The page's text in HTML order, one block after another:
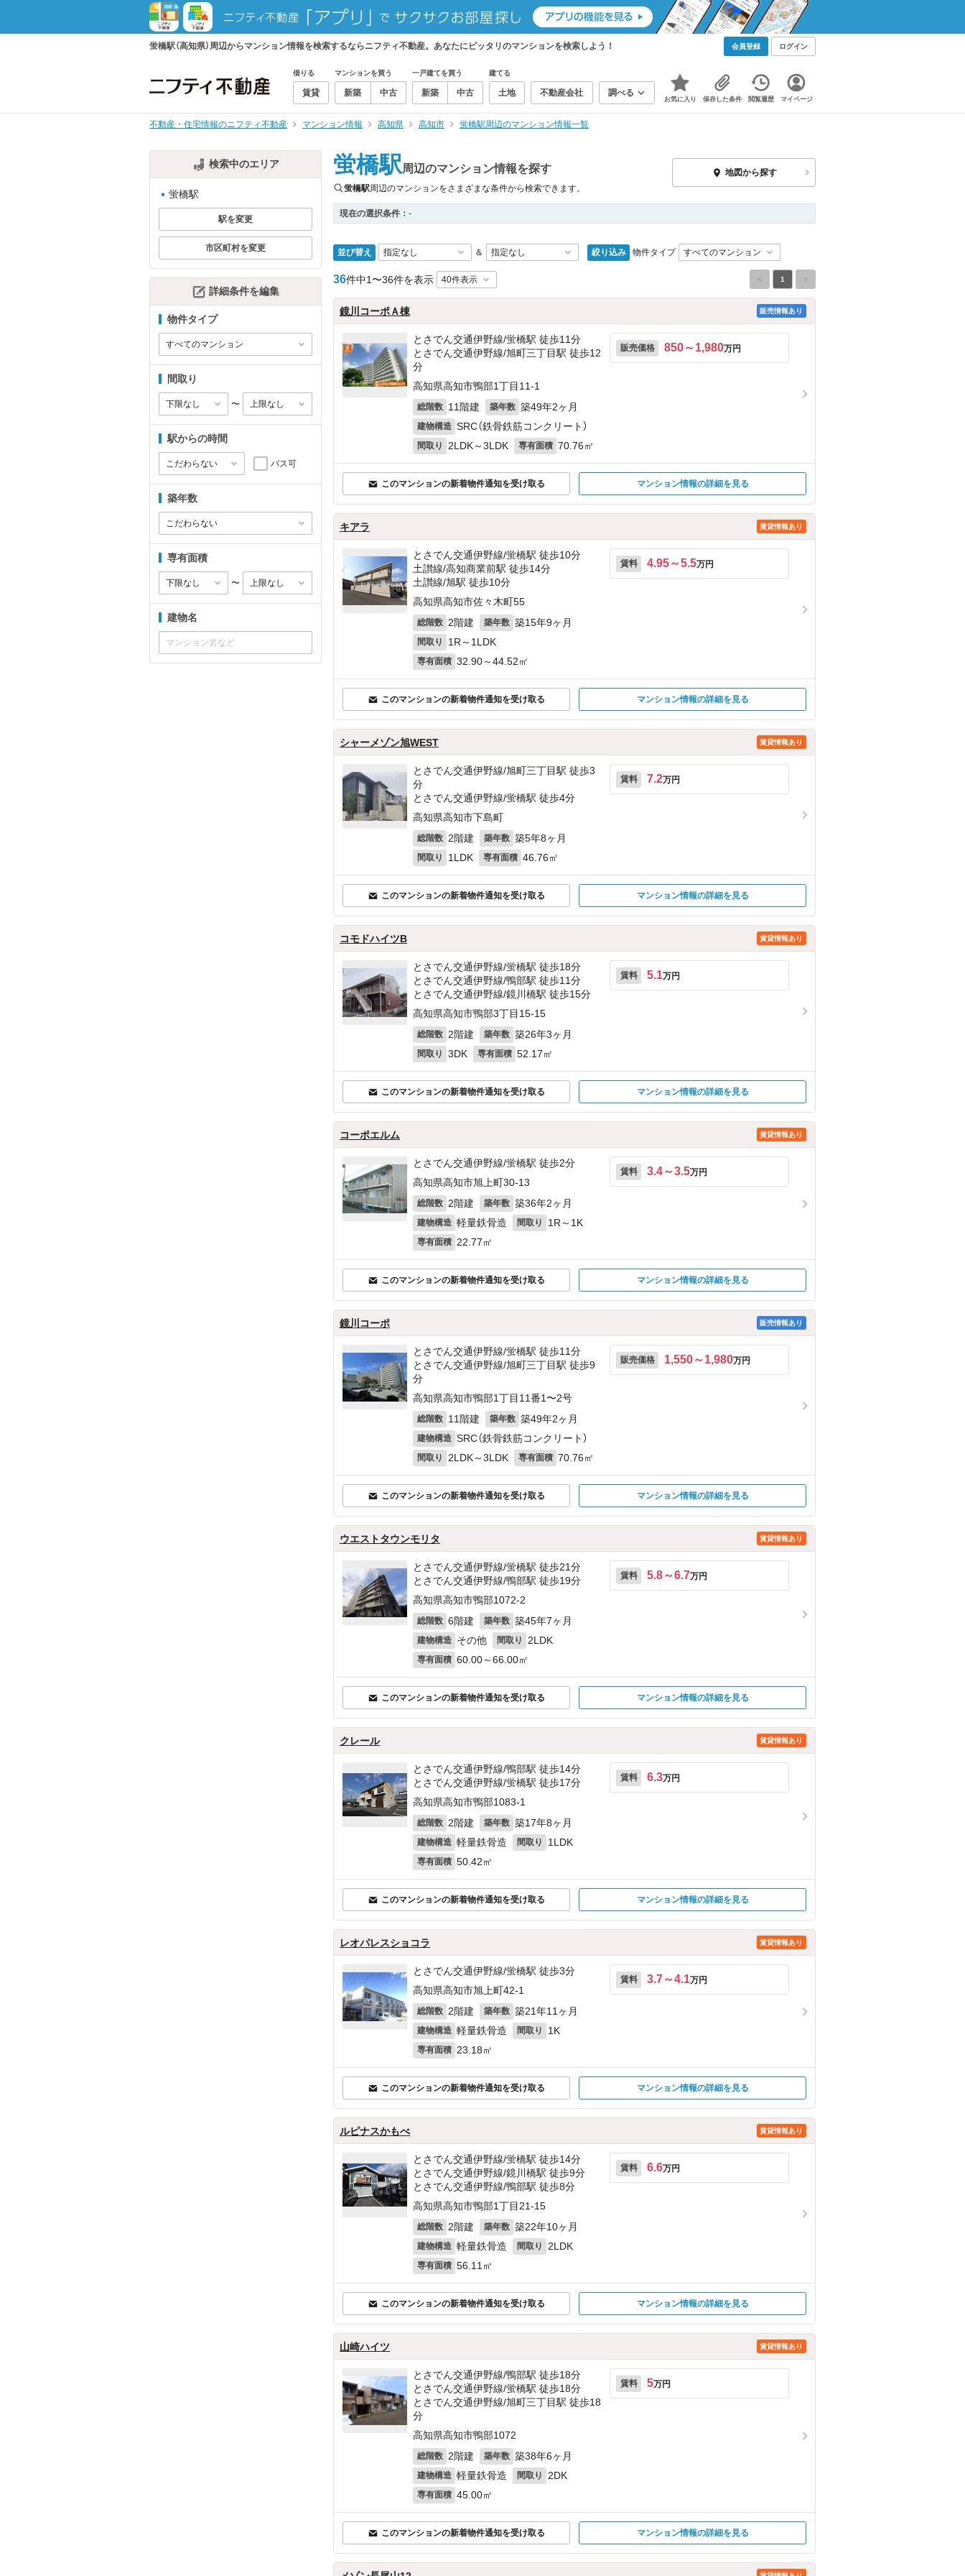
蛍橋駅（高知県）周辺からマンション情報を検索するならニフティ不動産。あなたにピッタリのマンションを検索しよう！ 会員登録 ログイン
借りる
賃貸
マンションを買う
新築 中古
一戸建てを買う
新築 中古
建てる
土地 不動産会社 調べる
お気に入り 保存した条件 閲覧履歴 マイページ
不動産・住宅情報のニフティ不動産 マンション情報 高知県 高知市 蛍橋駅周辺のマンション情報一覧
検索中のエリア
蛍橋駅
駅を変更
市区町村を変更
詳細条件を編集
物件タイプ
間取り
〜
駅からの時間
バス可
築年数
専有面積
〜
建物名
蛍橋駅周辺のマンション情報を探す
蛍橋駅周辺のマンションをさまざまな条件から検索できます。
地図から探す
現在の選択条件： -
並び替え ＆ 絞り込み 物件タイプ
36件中1〜36件を表示 < 1 >
鏡川コーポＡ棟 販売情報あり
とさでん交通伊野線/蛍橋駅 徒歩11分
とさでん交通伊野線/旭町三丁目駅 徒歩12
分
高知県高知市鴨部1丁目11-1
総階数 11階建 築年数 築49年2ヶ月
建物構造 SRC（鉄骨鉄筋コンクリート）
間取り 2LDK～3LDK 専有面積 70.76㎡
販売価格 850～1,980万円
このマンションの新着物件通知を受け取る マンション情報の詳細を見る
キアラ 賃貸情報あり
とさでん交通伊野線/蛍橋駅 徒歩10分
土讃線/高知商業前駅 徒歩14分
土讃線/旭駅 徒歩10分
高知県高知市佐々木町55
総階数 2階建 築年数 築15年9ヶ月
間取り 1R～1LDK
専有面積 32.90～44.52㎡
賃料 4.95～5.5万円
このマンションの新着物件通知を受け取る マンション情報の詳細を見る
シャーメゾン旭WEST 賃貸情報あり
とさでん交通伊野線/旭町三丁目駅 徒歩3
分
とさでん交通伊野線/蛍橋駅 徒歩4分
高知県高知市下島町
総階数 2階建 築年数 築5年8ヶ月
間取り 1LDK 専有面積 46.76㎡
賃料 7.2万円
このマンションの新着物件通知を受け取る マンション情報の詳細を見る
コモドハイツB 賃貸情報あり
とさでん交通伊野線/蛍橋駅 徒歩18分
とさでん交通伊野線/鴨部駅 徒歩11分
とさでん交通伊野線/鏡川橋駅 徒歩15分
高知県高知市鴨部3丁目15-15
総階数 2階建 築年数 築26年3ヶ月
間取り 3DK 専有面積 52.17㎡
賃料 5.1万円
このマンションの新着物件通知を受け取る マンション情報の詳細を見る
コーポエルム 賃貸情報あり
とさでん交通伊野線/蛍橋駅 徒歩2分
高知県高知市旭上町30‐13
総階数 2階建 築年数 築36年2ヶ月
建物構造 軽量鉄骨造 間取り 1R～1K
専有面積 22.77㎡
賃料 3.4～3.5万円
このマンションの新着物件通知を受け取る マンション情報の詳細を見る
鏡川コーポ 販売情報あり
とさでん交通伊野線/蛍橋駅 徒歩11分
とさでん交通伊野線/旭町三丁目駅 徒歩9
分
高知県高知市鴨部1丁目11番1〜2号
総階数 11階建 築年数 築49年2ヶ月
建物構造 SRC（鉄骨鉄筋コンクリート）
間取り 2LDK～3LDK 専有面積 70.76㎡
販売価格 1,550～1,980万円
このマンションの新着物件通知を受け取る マンション情報の詳細を見る
ウエストタウンモリタ 賃貸情報あり
とさでん交通伊野線/蛍橋駅 徒歩21分
とさでん交通伊野線/鴨部駅 徒歩19分
高知県高知市鴨部1072‐2
総階数 6階建 築年数 築45年7ヶ月
建物構造 その他 間取り 2LDK
専有面積 60.00～66.00㎡
賃料 5.8～6.7万円
このマンションの新着物件通知を受け取る マンション情報の詳細を見る
クレール 賃貸情報あり
とさでん交通伊野線/鴨部駅 徒歩14分
とさでん交通伊野線/蛍橋駅 徒歩17分
高知県高知市鴨部1083‐1
総階数 2階建 築年数 築17年8ヶ月
建物構造 軽量鉄骨造 間取り 1LDK
専有面積 50.42㎡
賃料 6.3万円
このマンションの新着物件通知を受け取る マンション情報の詳細を見る
レオパレスショコラ 賃貸情報あり
とさでん交通伊野線/蛍橋駅 徒歩3分
高知県高知市旭上町42‐1
総階数 2階建 築年数 築21年11ヶ月
建物構造 軽量鉄骨造 間取り 1K
専有面積 23.18㎡
賃料 3.7～4.1万円
このマンションの新着物件通知を受け取る マンション情報の詳細を見る
ルピナスかもべ 賃貸情報あり
とさでん交通伊野線/蛍橋駅 徒歩14分
とさでん交通伊野線/鏡川橋駅 徒歩9分
とさでん交通伊野線/鴨部駅 徒歩8分
高知県高知市鴨部1丁目21-15
総階数 2階建 築年数 築22年10ヶ月
建物構造 軽量鉄骨造 間取り 2LDK
専有面積 56.11㎡
賃料 6.6万円
このマンションの新着物件通知を受け取る マンション情報の詳細を見る
山崎ハイツ 賃貸情報あり
とさでん交通伊野線/鴨部駅 徒歩18分
とさでん交通伊野線/蛍橋駅 徒歩18分
とさでん交通伊野線/旭町三丁目駅 徒歩18
分
高知県高知市鴨部1072
総階数 2階建 築年数 築38年6ヶ月
建物構造 軽量鉄骨造 間取り 2DK
専有面積 45.00㎡
賃料 5万円
このマンションの新着物件通知を受け取る マンション情報の詳細を見る